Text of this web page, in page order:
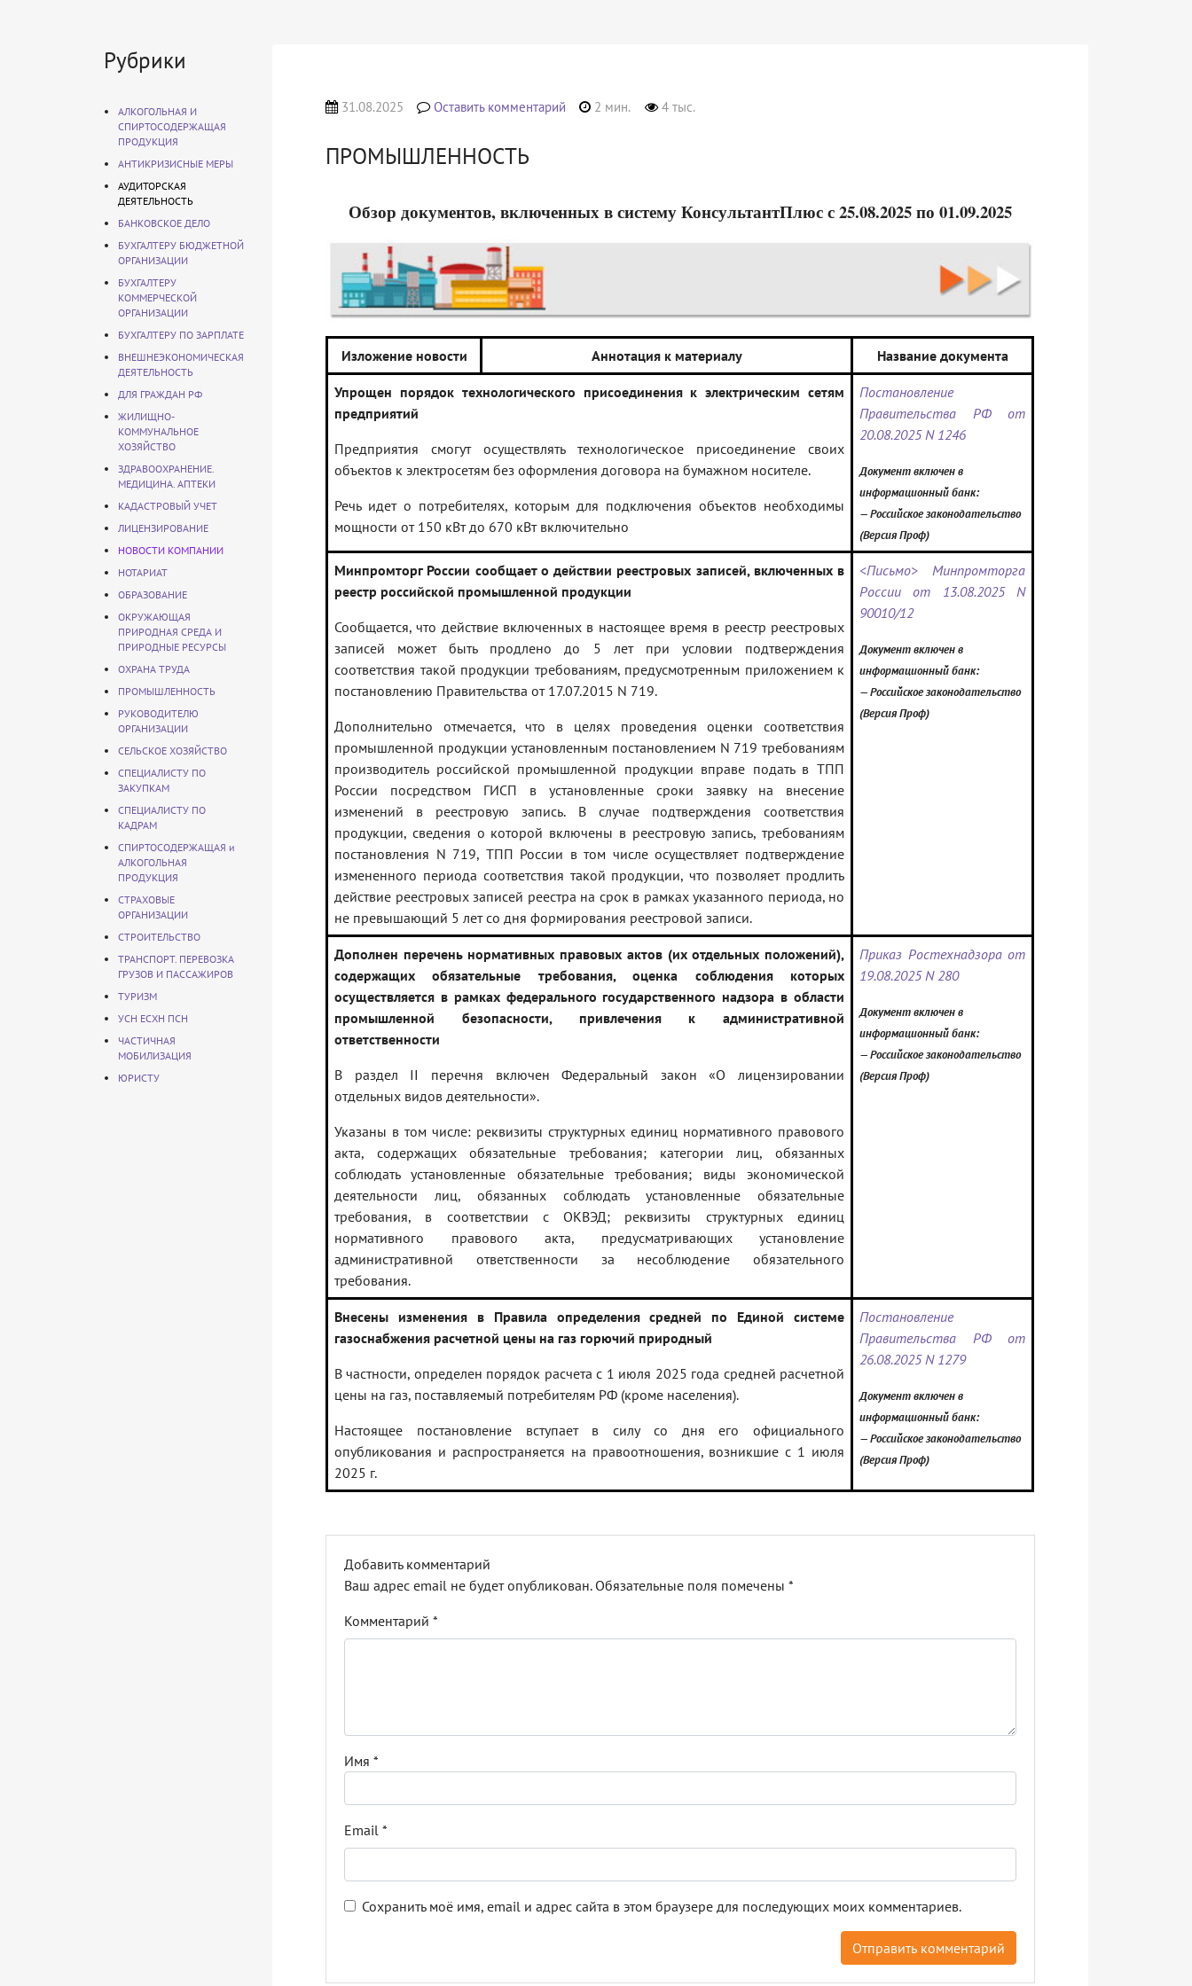
Рубрики
АЛКОГОЛЬНАЯ И
СПИРТОСОДЕРЖАЩАЯ
ПРОДУКЦИЯ
АНТИКРИЗИСНЫЕ МЕРЫ
АУДИТОРСКАЯ
ДЕЯТЕЛЬНОСТЬ
БАНКОВСКОЕ ДЕЛО
БУХГАЛТЕРУ БЮДЖЕТНОЙ
ОРГАНИЗАЦИИ
БУХГАЛТЕРУ
КОММЕРЧЕСКОЙ
ОРГАНИЗАЦИИ
БУХГАЛТЕРУ ПО ЗАРПЛАТЕ
ВНЕШНЕЭКОНОМИЧЕСКАЯ
ДЕЯТЕЛЬНОСТЬ
ДЛЯ ГРАЖДАН РФ
ЖИЛИЩНО-
КОММУНАЛЬНОЕ
ХОЗЯЙСТВО
ЗДРАВООХРАНЕНИЕ.
МЕДИЦИНА. АПТЕКИ
КАДАСТРОВЫЙ УЧЕТ
ЛИЦЕНЗИРОВАНИЕ
НОВОСТИ КОМПАНИИ
НОТАРИАТ
ОБРАЗОВАНИЕ
ОКРУЖАЮЩАЯ
ПРИРОДНАЯ СРЕДА И
ПРИРОДНЫЕ РЕСУРСЫ
ОХРАНА ТРУДА
ПРОМЫШЛЕННОСТЬ
РУКОВОДИТЕЛЮ
ОРГАНИЗАЦИИ
СЕЛЬСКОЕ ХОЗЯЙСТВО
СПЕЦИАЛИСТУ ПО
ЗАКУПКАМ
СПЕЦИАЛИСТУ ПО
КАДРАМ
СПИРТОСОДЕРЖАЩАЯ и
АЛКОГОЛЬНАЯ
ПРОДУКЦИЯ
СТРАХОВЫЕ
ОРГАНИЗАЦИИ
СТРОИТЕЛЬСТВО
ТРАНСПОРТ. ПЕРЕВОЗКА
ГРУЗОВ И ПАССАЖИРОВ
ТУРИЗМ
УСН ЕСХН ПСН
ЧАСТИЧНАЯ
МОБИЛИЗАЦИЯ
ЮРИСТУ
31.08.2025 Оставить комментарий 2 мин. 4 тыс.
ПРОМЫШЛЕННОСТЬ
Обзор документов, включенных в систему КонсультантПлюс с 25.08.2025 по 01.09.2025
Изложение новости Аннотация к материалу Название документа
Упрощен порядок технологического присоединения к электрическим сетям
предприятий
Предприятия смогут осуществлять технологическое присоединение своих
объектов к электросетям без оформления договора на бумажном носителе.
Речь идет о потребителях, которым для подключения объектов необходимы
мощности от 150 кВт до 670 кВт включительно
Постановление
Правительства РФ от
20.08.2025 N 1246
Документ включен в
информационный банк:
— Российское законодательство
(Версия Проф)
Минпромторг России сообщает о действии реестровых записей, включенных в
реестр российской промышленной продукции
Сообщается, что действие включенных в настоящее время в реестр реестровых
записей может быть продлено до 5 лет при условии подтверждения
соответствия такой продукции требованиям, предусмотренным приложением к
постановлению Правительства от 17.07.2015 N 719.
Дополнительно отмечается, что в целях проведения оценки соответствия
промышленной продукции установленным постановлением N 719 требованиям
производитель российской промышленной продукции вправе подать в ТПП
России посредством ГИСП в установленные сроки заявку на внесение
изменений в реестровую запись. В случае подтверждения соответствия
продукции, сведения о которой включены в реестровую запись, требованиям
постановления N 719, ТПП России в том числе осуществляет подтверждение
измененного периода соответствия такой продукции, что позволяет продлить
действие реестровых записей реестра на срок в рамках указанного периода, но
не превышающий 5 лет со дня формирования реестровой записи.
<Письмо> Минпромторга
России от 13.08.2025 N
90010/12
Документ включен в
информационный банк:
— Российское законодательство
(Версия Проф)
Дополнен перечень нормативных правовых актов (их отдельных положений),
содержащих обязательные требования, оценка соблюдения которых
осуществляется в рамках федерального государственного надзора в области
промышленной безопасности, привлечения к административной
ответственности
В раздел II перечня включен Федеральный закон «О лицензировании
отдельных видов деятельности».
Указаны в том числе: реквизиты структурных единиц нормативного правового
акта, содержащих обязательные требования; категории лиц, обязанных
соблюдать установленные обязательные требования; виды экономической
деятельности лиц, обязанных соблюдать установленные обязательные
требования, в соответствии с ОКВЭД; реквизиты структурных единиц
нормативного правового акта, предусматривающих установление
административной ответственности за несоблюдение обязательного
требования.
Приказ Ростехнадзора от
19.08.2025 N 280
Документ включен в
информационный банк:
— Российское законодательство
(Версия Проф)
Внесены изменения в Правила определения средней по Единой системе
газоснабжения расчетной цены на газ горючий природный
В частности, определен порядок расчета с 1 июля 2025 года средней расчетной
цены на газ, поставляемый потребителям РФ (кроме населения).
Настоящее постановление вступает в силу со дня его официального
опубликования и распространяется на правоотношения, возникшие с 1 июля
2025 г.
Постановление
Правительства РФ от
26.08.2025 N 1279
Документ включен в
информационный банк:
— Российское законодательство
(Версия Проф)
Добавить комментарий
Ваш адрес email не будет опубликован. Обязательные поля помечены *
Комментарий *
Имя *
Email *
Сохранить моё имя, email и адрес сайта в этом браузере для последующих моих комментариев.